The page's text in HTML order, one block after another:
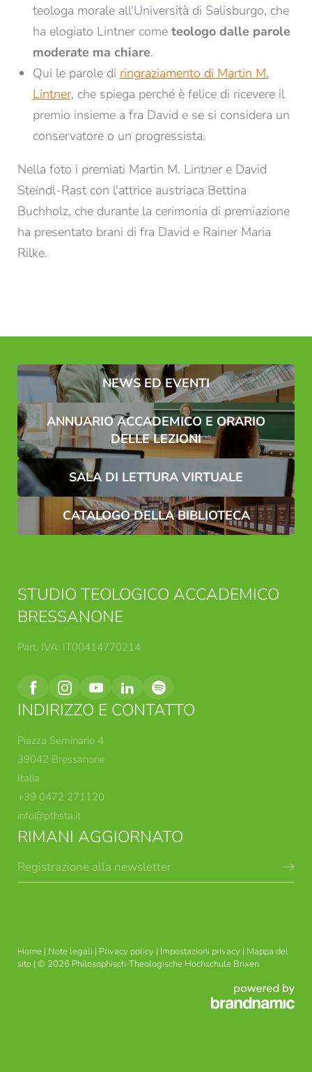
BRISSINESI
FORMAZIONE TEOLOGICA-
teologa morale all'Università di Salisburgo, che
ha elogiato Lintner cometeologo dalle parole
moderate ma chiare.
Qui le parole di ringraziamento di Martin M.
Lintner, che spiega perché è felice di ricevere il
premio insieme a fra David e se si considera un
conservatore o un progressista.
Nella foto i premiati Martin M. Lintner e David
Steindl-Rast con l'attrice austriaca Bettina
Buchholz, che durante la cerimonia di premiazione
ha presentato brani di fra David e Rainer Maria
Rilke.
NEWS ED EVENTI
ANNUARIO ACCADEMICO E ORARIO
DELLE LEZIONI
SALA DI LETTURA VIRTUALE
CATALOGO DELLA BIBLIOTECA
STUDIO TEOLOGICO ACCADEMICO
BRESSANONE
Part. IVA: IT00414770214
INDIRIZZO E CONTATTO
Piazza Seminario 4
39042 Bressanone
Italia
+39 0472 271120
info@pthsta.it
RIMANI AGGIORNATO
Registrazione alla newsletter
Home | Note legali | Privacy policy | Impostazioni privacy | Mappa del
sito | © 2026 Philosophisch-Theologische Hochschule Brixen
REGISTRAZIONE ALLA NEWSLETTER
Titolo
Famiglia Signor Signora
Nome* Cognome*
E-mail*
Consenso marketing*